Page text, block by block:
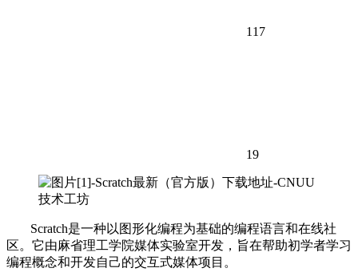
117
19
Scratch是一种以图形化编程为基础的编程语言和在线社
区。它由麻省理工学院媒体实验室开发，旨在帮助初学者学习
编程概念和开发自己的交互式媒体项目。